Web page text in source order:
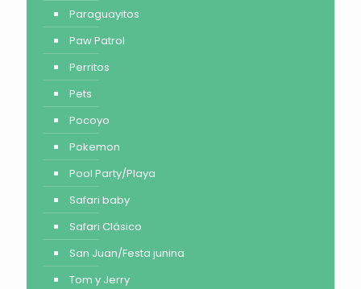
Paraguayitos
Paw Patrol
Perritos
Pets
Pocoyo
Pokemon
Pool Party/Playa
Safari baby
Safari Clásico
San Juan/Festa junina
Tom y Jerry